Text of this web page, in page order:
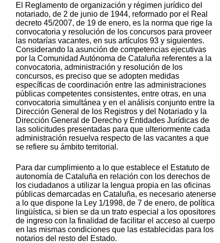
El Reglamento de organización y régimen jurídico del
notariado, de 2 de junio de 1944, reformado por el Real
decreto 45/2007, de 19 de enero, es la norma que rige la
convocatoria y resolución de los concursos para proveer
las notarías vacantes, en sus artículos 93 y siguientes.
Considerando la asunción de competencias ejecutivas
por la Comunidad Autónoma de Cataluña referentes a la
convocatoria, administración y resolución de los
concursos, es preciso que se adopten medidas
específicas de coordinación entre las administraciones
públicas competentes consistentes, entre otras, en una
convocatoria simultánea y en el análisis conjunto entre la
Dirección General de los Registros y del Notariado y la
Dirección General de Derecho y Entidades Jurídicas de
las solicitudes presentadas para que ulteriormente cada
administración resuelva respecto de las vacantes a que
se refiere su ámbito territorial.
Para dar cumplimiento a lo que establece el Estatuto de
autonomía de Cataluña en relación con los derechos de
los ciudadanos a utilizar la lengua propia en las oficinas
públicas demarcadas en Cataluña, es necesario atenerse
a lo que dispone la Ley 1/1998, de 7 de enero, de política
lingüística, si bien se da un trato especial a los opositores
de ingreso con la finalidad de facilitar el acceso al cuerpo
en las mismas condiciones que las establecidas para los
notarios del resto del Estado.